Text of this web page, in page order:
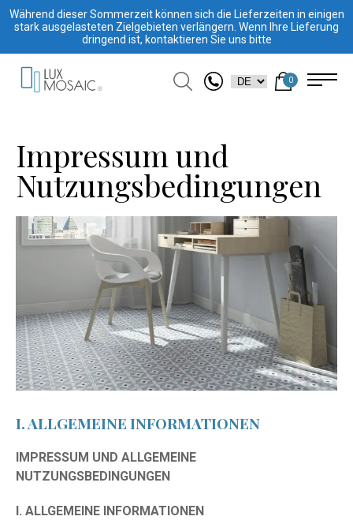
Während dieser Sommerzeit können sich die Lieferzeiten in einigen
stark ausgelasteten Zielgebieten verlängern. Wenn Ihre Lieferung
dringend ist, kontaktieren Sie uns bitte
0
Impressum und
Nutzungsbedingungen
I. ALLGEMEINE INFORMATIONEN
IMPRESSUM UND ALLGEMEINE
NUTZUNGSBEDINGUNGEN
I. ALLGEMEINE INFORMATIONEN